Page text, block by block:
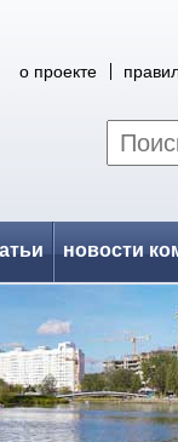
о проекте
новости